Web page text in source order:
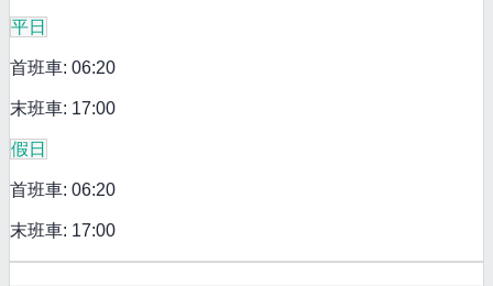
平日
首班車: 06:20
末班車: 17:00
假日
首班車: 06:20
末班車: 17:00